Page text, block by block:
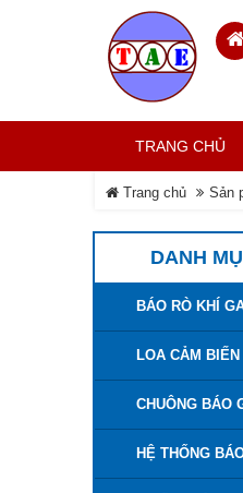
TRANG CHỦ
Trang chủ Sản
DANH
BÁO RÒ KHÍ
LOA CẢM
CHUÔNG BÁO
HỆ THỐNG